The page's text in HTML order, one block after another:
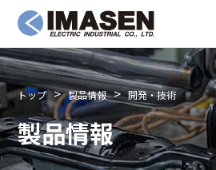
トップ 製品情報 開発・技術
製品情報